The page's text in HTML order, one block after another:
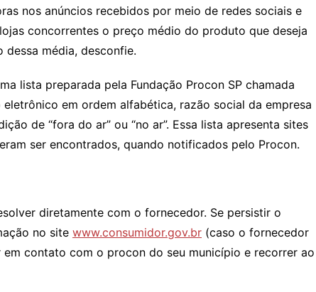
nos anúncios recebidos por meio de redes sociais e
concorrentes o preço médio do produto que deseja
média, desconfie.
lista preparada pela Fundação Procon SP chamada
eletrônico em ordem alfabética, razão social da empresa
de “fora do ar” ou “no ar”. Essa lista apresenta sites
ser encontrados, quando notificados pelo Procon.
diretamente com o fornecedor. Se persistir o
no site www.consumidor.gov.br (caso o fornecedor
contato com o procon do seu município e recorrer ao